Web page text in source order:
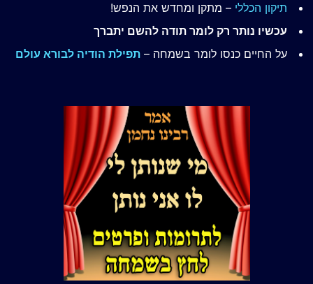
תיקון הכללי – מתקן ומחדש את הנפש!
עכשיו נותר רק לומר תודה להשם יתברך
על החיים כנסו לומר בשמחה – תפילת הודיה לבורא עולם